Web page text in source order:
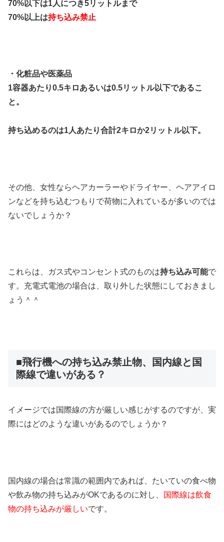
70%以下は1人につき5リットルまで
70%以上は持ち込み禁止
・化粧品や医薬品
1容器あたり0.5キロあるいは0.5リットル以下であるこ
と。
持ち込めるのは1人あたり合計2キロか2リットル以下。
その他、女性ならヘアカーラーやドライヤー、ヘアアイロ
ンなどを持ち込むつもりで荷物に入れているが多いのでは
ないでしょうか？
これらは、ガス式やコンセント式のものは持ち込み可能で
す。充電式電池の場合は、取り外した状態にしておきまし
ょう＾＾
■飛行機への持ち込み禁止物、国内線と国
際線で違いがある？
イメージでは国際線の方が厳しい感じがするのですが、実
際にはどのような違いがあるのでしょうか？
国内線の場合は常識の範囲内であれば、たいていの食べ物
や飲み物の持ち込みがOKであるのに対し、
国際線は飲食
物の持ち込みが厳しいです。